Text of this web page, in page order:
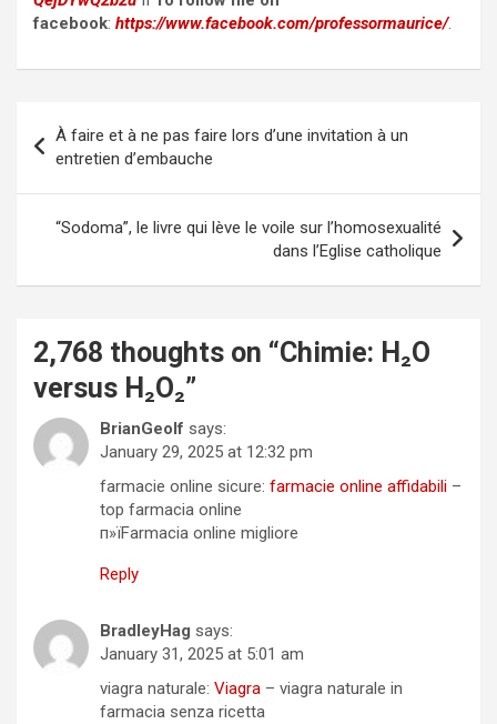
facebook: https://www.facebook.com/professormaurice/.
Post
navigation
À faire et à ne pas faire lors d’une invitation à un
entretien d’embauche
“Sodoma”, le livre qui lève le voile sur l’homosexualité
dans l’Eglise catholique
2,768 thoughts on “Chimie: H₂O
versus H₂O₂”
BrianGeolf says:
January 29, 2025 at 12:32 pm
farmacie online sicure: farmacie online affidabili –
top farmacia online
п»їFarmacia online migliore
Reply
BradleyHag says:
January 31, 2025 at 5:01 am
viagra naturale: Viagra – viagra naturale in
farmacia senza ricetta